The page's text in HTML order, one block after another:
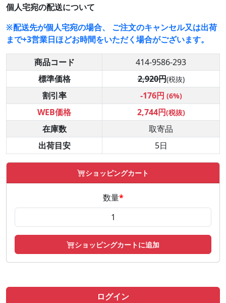
個人宅宛の配送について
※配送先が個人宅宛の場合、 ご注文のキャンセル又は出荷
まで+3営業日ほどお時間をいただく場合がございます。
商品コード
414-9586-293
標準価格
2,920円(税抜)
割引率 -176円 (6%)
WEB価格 2,744円(税抜)
在庫数
取寄品
出荷目安
5日
ショッピングカート
数量*
ショッピングカートに追加
ログイン